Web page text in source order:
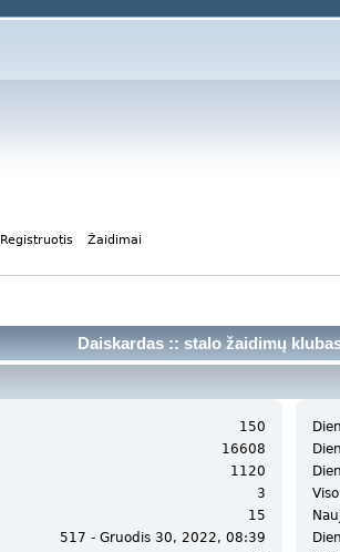
Registruotis Žaidimai
Daiskardas :: stalo žaidimų
150
16608
1120
3
15
517 - Gruodis 30, 2022, 08:39